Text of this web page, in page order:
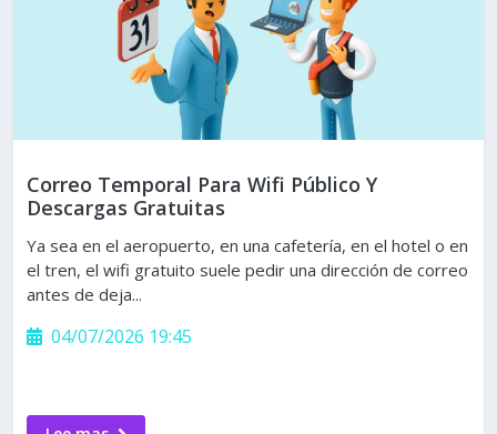
Correo Temporal Para Wifi Público Y
Descargas Gratuitas
Ya sea en el aeropuerto, en una cafetería, en el hotel o en
el tren, el wifi gratuito suele pedir una dirección de correo
antes de deja...
04/07/2026 19:45